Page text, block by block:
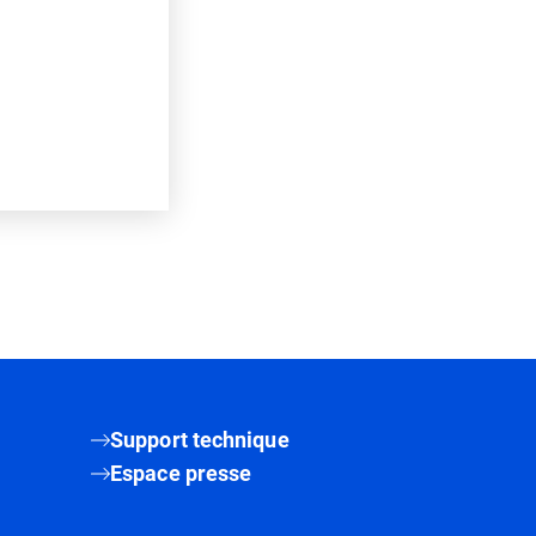
Support technique
Espace presse